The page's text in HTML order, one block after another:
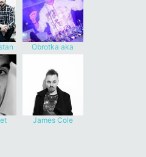
Obrotka aka
Goodspeed
James Cole